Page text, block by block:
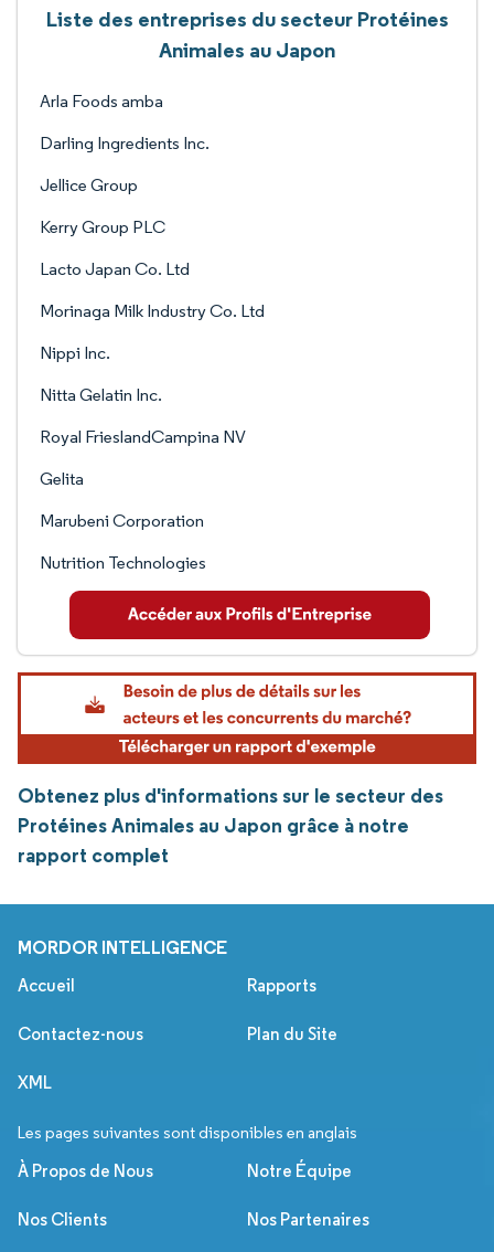
Liste des entreprises du secteur Protéines
Animales au Japon
Arla Foods amba
Darling Ingredients Inc.
Jellice Group
Kerry Group PLC
Lacto Japan Co. Ltd
Morinaga Milk Industry Co. Ltd
Nippi Inc.
Nitta Gelatin Inc.
Royal FrieslandCampina NV
Gelita
Marubeni Corporation
Nutrition Technologies
Obtenez plus d'informations sur le secteur des
Protéines Animales au Japon grâce à notre
rapport complet
MORDOR INTELLIGENCE
Accueil Rapports
Contactez-nous Plan du Site
XML
Les pages suivantes sont disponibles en anglais
À Propos de Nous Notre Équipe
Nos Clients Nos Partenaires